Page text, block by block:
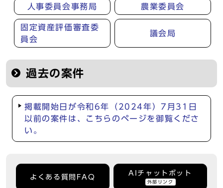
人事委員会事務局 農業委員会
固定資産評価審査委
員会
議会局
過去の案件
掲載開始日が令和6年（2024年）7月31日
以前の案件は、こちらのページを御覧くださ
い。
よくある質問FAQ
AIチャットボット
外部リンク